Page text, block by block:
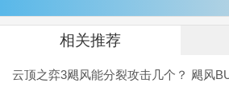
相关推荐
云顶之弈3飓风能分裂攻击几个？ 飓风